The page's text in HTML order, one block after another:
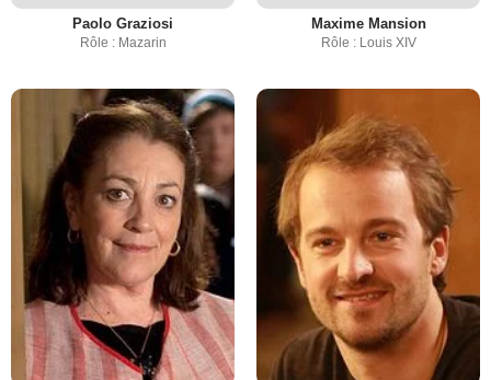
Paolo Graziosi
Rôle : Mazarin
Maxime Mansion
Rôle : Louis XIV